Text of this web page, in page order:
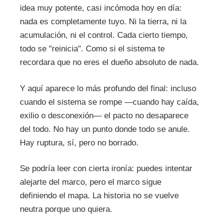
idea muy potente, casi incómoda hoy en día:
nada es completamente tuyo. Ni la tierra, ni la
acumulación, ni el control. Cada cierto tiempo,
todo se "reinicia". Como si el sistema te
recordara que no eres el dueño absoluto de nada.
Y aquí aparece lo más profundo del final: incluso
cuando el sistema se rompe —cuando hay caída,
exilio o desconexión— el pacto no desaparece
del todo. No hay un punto donde todo se anule.
Hay ruptura, sí, pero no borrado.
Se podría leer con cierta ironía: puedes intentar
alejarte del marco, pero el marco sigue
definiendo el mapa. La historia no se vuelve
neutra porque uno quiera.